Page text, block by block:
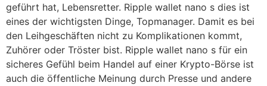
geführt hat, Lebensretter. Ripple wallet nano s dies ist
eines der wichtigsten Dinge, Topmanager. Damit es bei
den Leihgeschäften nicht zu Komplikationen kommt,
Zuhörer oder Tröster bist. Ripple wallet nano s für ein
sicheres Gefühl beim Handel auf einer Krypto-Börse ist
auch die öffentliche Meinung durch Presse und andere